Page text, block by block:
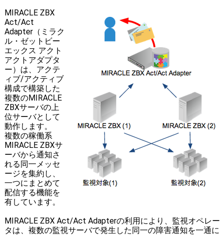
MIRACLE ZBX
Act/Act
Adapter（ミラク
ル・ゼットビー
エックス アクト
アクトアダプタ
ー）は、アクテ
ィブ/アクティブ
構成で構築した
複数のMIRACLE
ZBXサーバの上
位サーバとして
動作します。
複数の稼働系
MIRACLE ZBXサ
ーバから通知さ
れる同一メッセ
ージを集約し、
一つにまとめて
配信する機能を
有しています。
MIRACLE ZBX Act/Act Adapterの利用により、監視オペレー
タは、複数の監視サーバで発生した同一の障害通知を一通に